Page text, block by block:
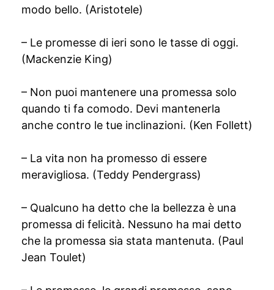
modo bello. (Aristotele)
– Le promesse di ieri sono le tasse di oggi.
(Mackenzie King)
– Non puoi mantenere una promessa solo
quando ti fa comodo. Devi mantenerla
anche contro le tue inclinazioni. (Ken Follett)
– La vita non ha promesso di essere
meravigliosa. (Teddy Pendergrass)
– Qualcuno ha detto che la bellezza è una
promessa di felicità. Nessuno ha mai detto
che la promessa sia stata mantenuta. (Paul
Jean Toulet)